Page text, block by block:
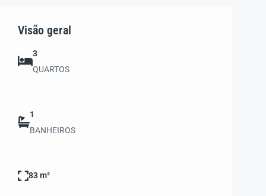
Visão geral
3
QUARTOS
1
BANHEIROS
83 m²